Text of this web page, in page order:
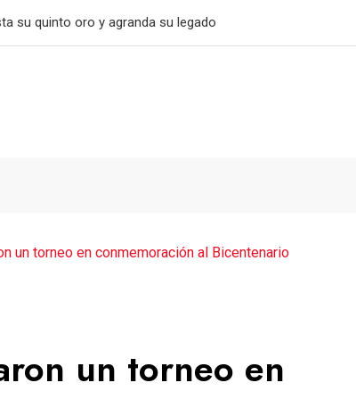
Vinicius Jr. hasta 2032
un torneo en conmemoración al Bicentenario
un torneo en